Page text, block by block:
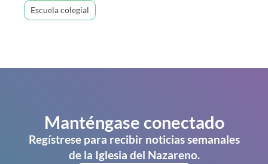
Escuela colegial
Manténgase conectado
Regístrese para recibir noticias semanales
de la Iglesia del Nazareno.